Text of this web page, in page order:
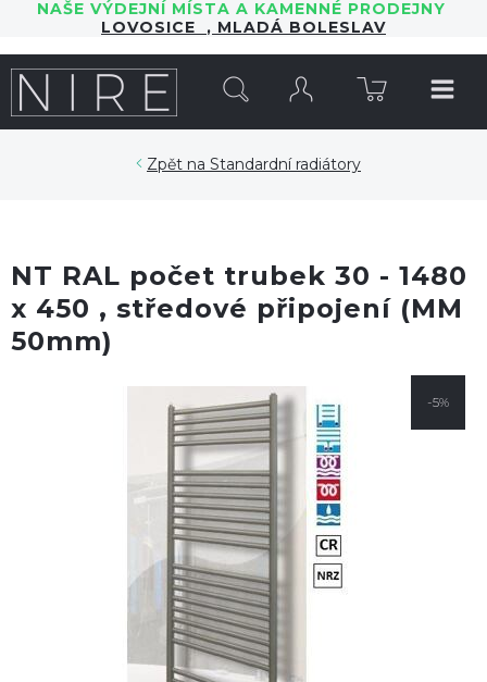
NAŠE VÝDEJNÍ MÍSTA A KAMENNÉ PRODEJNY
LOVOSICE , MLADÁ BOLESLAV
Standardní radiátory
NT RAL počet trubek 30 - 1480
x 450 , středové připojení (MM
50mm)
-5%